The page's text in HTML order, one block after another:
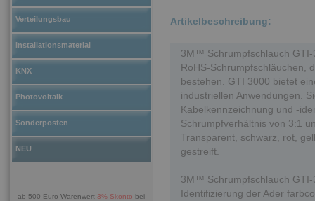
Verteilungsbau
Installationsmaterial
KNX
Photovoltaik
Sonderposten
NEU
ab 500 Euro Warenwert 3% Skonto bei
Artikelbeschreibung:
3M™ Schrumpfschlauch
RoHS-Schrumpfschläuchen,
bestehen. GTI 3000 bietet
industriellen Anwendungen.
Kabelkennzeichnung und -
Schrumpfverhältnis von 3:1
Transparent, schwarz, rot,
gestreift.
3M™ Schrumpfschlauch
Identifizierung der Ader